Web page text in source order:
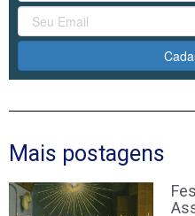
Mais postagens